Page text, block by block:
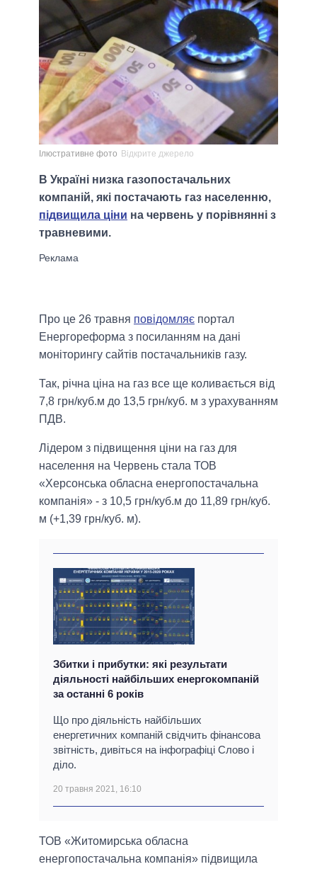
Ілюстративне фото Відкрите джерело
В Україні низка газопостачальних
компаній, які постачають газ населенню,
підвищила ціни на червень у порівнянні з
травневими.
Про це 26 травня повідомляє портал
Енергореформа з посиланням на дані
моніторингу сайтів постачальників газу.
Так, річна ціна на газ все ще коливається від
7,8 грн/куб.м до 13,5 грн/куб. м з урахуванням
ПДВ.
Лідером з підвищення ціни на газ для
населення на Червень стала ТОВ
«Херсонська обласна енергопостачальна
компанія» - з 10,5 грн/куб.м до 11,89 грн/куб.
м (+1,39 грн/куб. м).
Збитки і прибутки: які результати
діяльності найбільших енергокомпаній
за останні 6 років
Що про діяльність найбільших
енергетичних компаній свідчить фінансова
звітність, дивіться на інфографіці Слово і
діло.
20 травня 2021, 16:10
ТОВ «Житомирська обласна
енергопостачальна компанія» підвищила